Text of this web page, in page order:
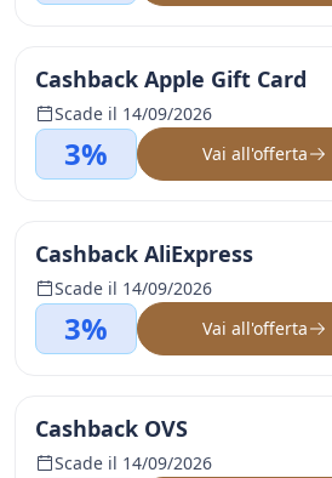
Cashback Apple Gift Card
Scade il 14/09/2026
3% Vai all'offerta
Cashback AliExpress
Scade il 14/09/2026
3% Vai all'offerta
Cashback OVS
Scade il 14/09/2026